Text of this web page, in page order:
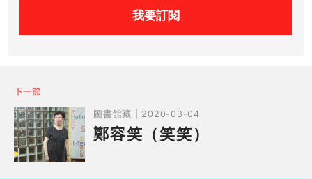
我要訂閱
下一節
圖書館藏 | 2020-03-04
鄭容笑（笑笑）